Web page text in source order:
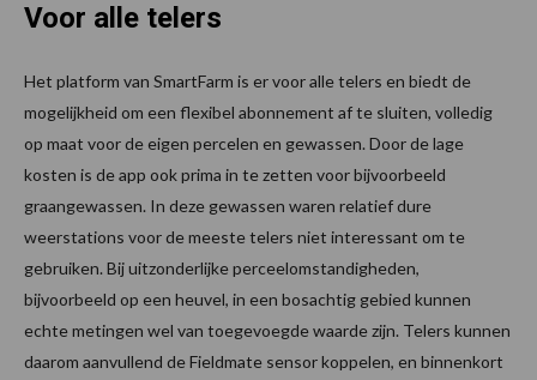
Voor alle telers
Het platform van SmartFarm is er voor alle telers en biedt de
mogelijkheid om een flexibel abonnement af te sluiten, volledig
op maat voor de eigen percelen en gewassen. Door de lage
kosten is de app ook prima in te zetten voor bijvoorbeeld
graangewassen. In deze gewassen waren relatief dure
weerstations voor de meeste telers niet interessant om te
gebruiken. Bij uitzonderlijke perceelomstandigheden,
bijvoorbeeld op een heuvel, in een bosachtig gebied kunnen
echte metingen wel van toegevoegde waarde zijn. Telers kunnen
daarom aanvullend de Fieldmate sensor koppelen, en binnenkort